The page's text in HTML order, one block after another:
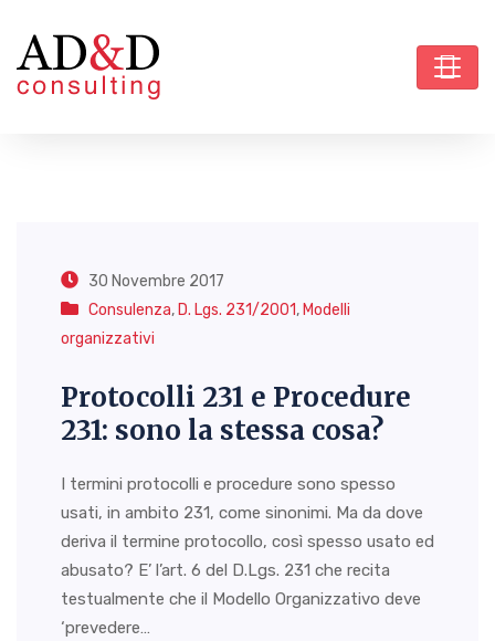
30 Novembre 2017
Consulenza, D. Lgs. 231/2001, Modelli
organizzativi
Protocolli 231 e Procedure
231: sono la stessa cosa?
I termini protocolli e procedure sono spesso
usati, in ambito 231, come sinonimi. Ma da dove
deriva il termine protocollo, così spesso usato ed
abusato? E’ l’art. 6 del D.Lgs. 231 che recita
testualmente che il Modello Organizzativo deve
‘prevedere…